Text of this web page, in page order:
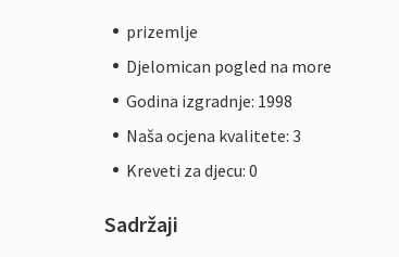
prizemlje
Djelomican pogled na more
Godina izgradnje: 1998
Naša ocjena kvalitete: 3
Kreveti za djecu: 0
Sadržaji